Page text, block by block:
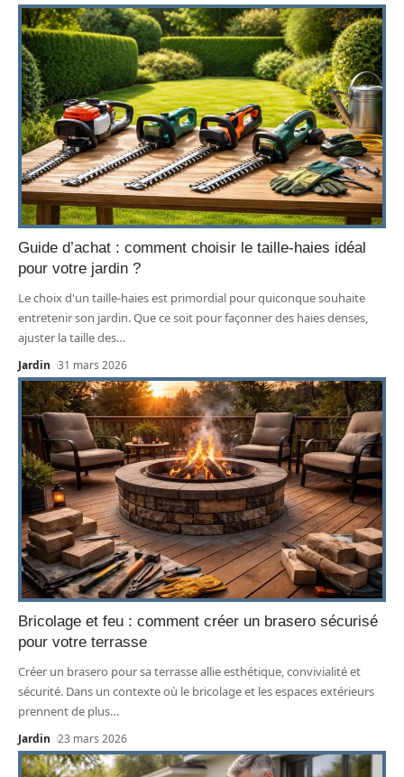
Guide d’achat : comment choisir le taille-haies idéal
pour votre jardin ?
Le choix d'un taille-haies est primordial pour quiconque souhaite
entretenir son jardin. Que ce soit pour façonner des haies denses,
ajuster la taille des…
Jardin 31 mars 2026
Bricolage et feu : comment créer un brasero sécurisé
pour votre terrasse
Créer un brasero pour sa terrasse allie esthétique, convivialité et
sécurité. Dans un contexte où le bricolage et les espaces extérieurs
prennent de plus…
Jardin 23 mars 2026